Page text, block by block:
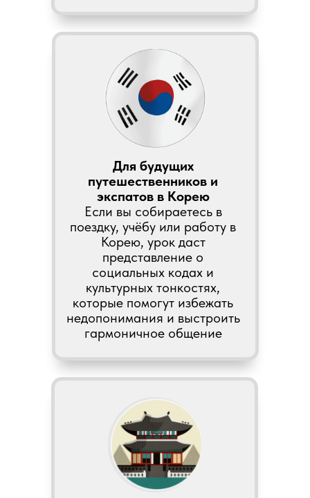
Для будущих
путешественников и
экспатов в Корею
Если вы собираетесь в
поездку, учёбу или работу в
Корею, урок даст
представление о
социальных кодах и
культурных тонкостях,
которые помогут избежать
недопонимания и выстроить
гармоничное общение